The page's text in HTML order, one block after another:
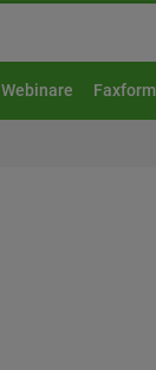
Webinare